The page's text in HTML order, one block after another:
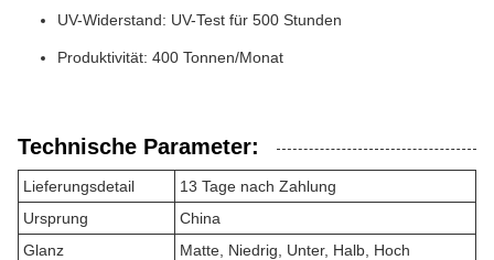
UV-Widerstand: UV-Test für 500 Stunden
Produktivität: 400 Tonnen/Monat
Technische Parameter:
Lieferungsdetail
13 Tage nach Zahlung
Ursprung
China
Glanz
Matte, Niedrig, Unter, Halb, Hoch